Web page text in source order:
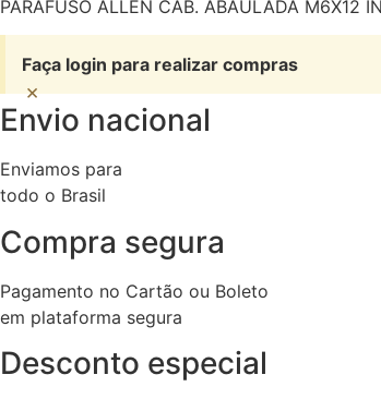
PARAFUSO ALLEN CAB. ABAULADA M6X12
Faça login para realizar compras
×
Envio nacional
Enviamos para
todo o Brasil
Compra segura
Pagamento no Cartão ou Boleto
em plataforma segura
Desconto especial